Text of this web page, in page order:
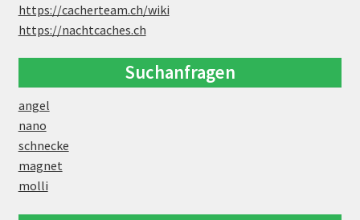
https://cacherteam.ch/wiki
https://nachtcaches.ch
Suchanfragen
angel
nano
schnecke
magnet
molli